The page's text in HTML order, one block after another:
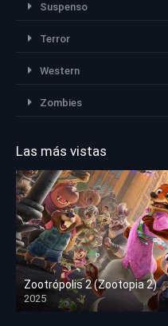
Suspenso
Terror
Western
Zombies
Las más vistas
Zootrópolis 2 (Zootopia 2)
2025
HD 1080p